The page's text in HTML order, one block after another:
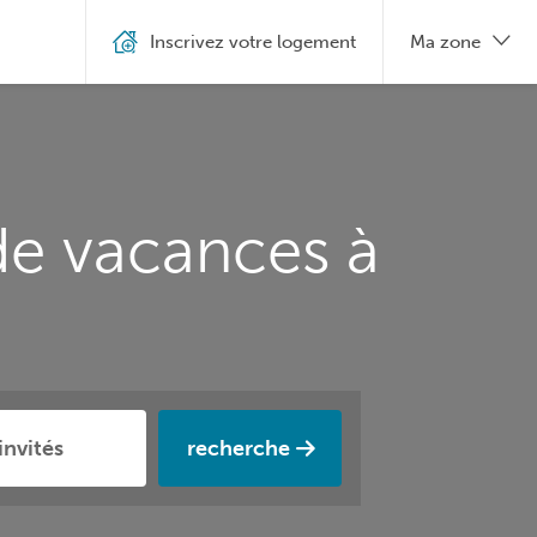
vacances à
recherche
Inscrivez votre logement Ma zone